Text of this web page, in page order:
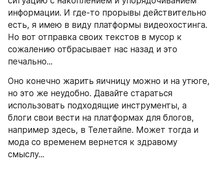
информации. И где-то прорывы действительно
есть, я имею в виду платформы видеохостинга.
Но вот отправка своих текстов в мусор к
сожалению отбрасывает нас назад и это
печально...
Оно конечно жарить яичницу можно и на утюге,
но это же неудобно. Давайте стараться
использовать подходящие инструменты, а
блоги свои вести на платформах для блогов,
например здесь, в Телетайпе. Может тогда и
мода со временем вернется к здравому
смыслу...